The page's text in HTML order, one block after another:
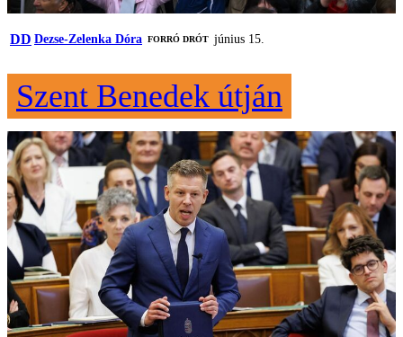
DD Dezse-Zelenka Dóra FORRÓ DRÓT június 15.
Szent Benedek útján